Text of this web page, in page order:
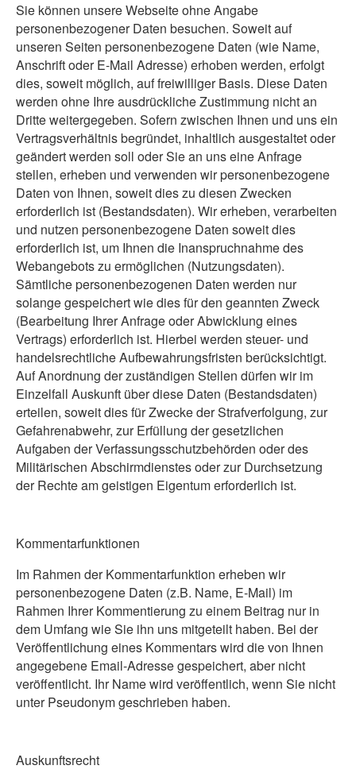
Sie können unsere Webseite ohne Angabe
personenbezogener Daten besuchen. Soweit auf
unseren Seiten personenbezogene Daten (wie Name,
Anschrift oder E-Mail Adresse) erhoben werden, erfolgt
dies, soweit möglich, auf freiwilliger Basis. Diese Daten
werden ohne Ihre ausdrückliche Zustimmung nicht an
Dritte weitergegeben. Sofern zwischen Ihnen und uns ein
Vertragsverhältnis begründet, inhaltlich ausgestaltet oder
geändert werden soll oder Sie an uns eine Anfrage
stellen, erheben und verwenden wir personenbezogene
Daten von Ihnen, soweit dies zu diesen Zwecken
erforderlich ist (Bestandsdaten). Wir erheben, verarbeiten
und nutzen personenbezogene Daten soweit dies
erforderlich ist, um Ihnen die Inanspruchnahme des
Webangebots zu ermöglichen (Nutzungsdaten).
Sämtliche personenbezogenen Daten werden nur
solange gespeichert wie dies für den geannten Zweck
(Bearbeitung Ihrer Anfrage oder Abwicklung eines
Vertrags) erforderlich ist. Hierbei werden steuer- und
handelsrechtliche Aufbewahrungsfristen berücksichtigt.
Auf Anordnung der zuständigen Stellen dürfen wir im
Einzelfall Auskunft über diese Daten (Bestandsdaten)
erteilen, soweit dies für Zwecke der Strafverfolgung, zur
Gefahrenabwehr, zur Erfüllung der gesetzlichen
Aufgaben der Verfassungsschutzbehörden oder des
Militärischen Abschirmdienstes oder zur Durchsetzung
der Rechte am geistigen Eigentum erforderlich ist.
Kommentarfunktionen
Im Rahmen der Kommentarfunktion erheben wir
personenbezogene Daten (z.B. Name, E-Mail) im
Rahmen Ihrer Kommentierung zu einem Beitrag nur in
dem Umfang wie Sie ihn uns mitgeteilt haben. Bei der
Veröffentlichung eines Kommentars wird die von Ihnen
angegebene Email-Adresse gespeichert, aber nicht
veröffentlicht. Ihr Name wird veröffentlich, wenn Sie nicht
unter Pseudonym geschrieben haben.
Auskunftsrecht